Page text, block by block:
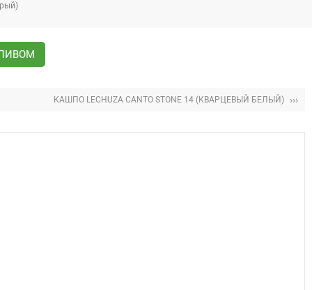
КАШПО LECHUZA CANTO STONE 14 (КВАРЦЕВЫЙ БЕЛЫЙ) ›››